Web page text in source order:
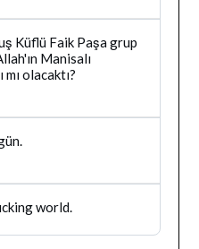
Küflü Faik Paşa grup
Manisalı
olacaktı?
world.